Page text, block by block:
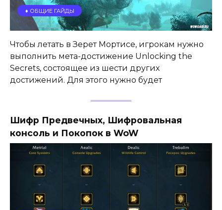
♦️ ОБЩИЕ ГАЙДЫ
Чтобы летать в Зерет Мортисе, игрокам нужно
выполнить мета-достижение Unlocking the
Secrets, состоящее из шести других
достижений. Для этого нужно будет
Шифр Предвечных, Шифровальная
консоль и Покопок в WoW